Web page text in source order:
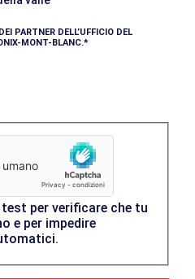
PARTNER DELL’UFFICIO DEL
MONT-BLANC.
per verificare che tu
e per impedire
automatici.